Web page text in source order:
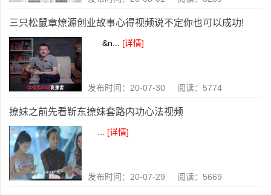
三只松鼠章燎源创业故事心得视频说不定你也可以成功!
&n... [详情]
发布时间：20-07-30 阅读：5774
撩妹之前先看靳东撩妹套路内功心法视频
... [详情]
发布时间：20-07-29 阅读：5669